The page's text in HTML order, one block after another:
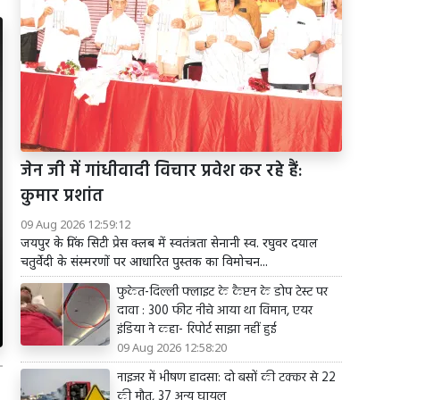
जेन जी में गांधीवादी विचार प्रवेश कर रहे हैं:
कुमार प्रशांत
09 Aug 2026 12:59:12
जयपुर के पिंक सिटी प्रेस क्लब में स्वतंत्रता सेनानी स्व. रघुवर दयाल
चतुर्वेदी के संस्मरणों पर आधारित पुस्तक का विमोचन...
फुकेत-दिल्ली फ्लाइट के कैप्टन के डोप टेस्ट पर
दावा : 300 फीट नीचे आया था विमान, एयर
इंडिया ने कहा- रिपोर्ट साझा नहीं हुई
09 Aug 2026 12:58:20
नाइजर में भीषण हादसा: दो बसों की टक्कर से 22